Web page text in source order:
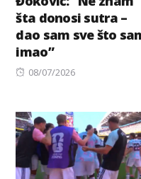
šta donosi sutra –
dao sam sve što
imao”
Posted
08/07/2026